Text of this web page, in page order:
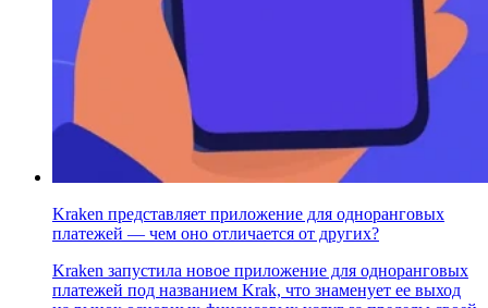
Kraken представляет приложение для одноранговых
платежей — чем оно отличается от других?
Kraken запустила новое приложение для одноранговых
платежей под названием Krak, что знаменует ее выход